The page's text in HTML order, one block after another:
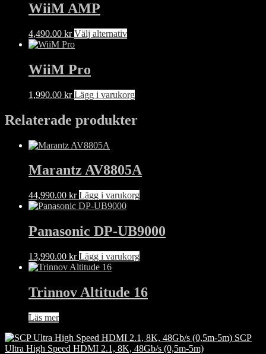
WiiM AMP
4,490.00 kr Välj alternativDen
De
alternativen
WiiM Pro
1,990.00 kr Lägg i varukorg
Relaterade produkter
Marantz AV8805A
44,990.00 kr Lägg i varukorg
Panasonic DP-UB9000
13,990.00 kr Lägg i varukorg
Trinnov Altitude 16
Läs mer
SCP
Ultra High Speed HDMI 2.1, 8K, 48Gb/s (0,5m-5m)